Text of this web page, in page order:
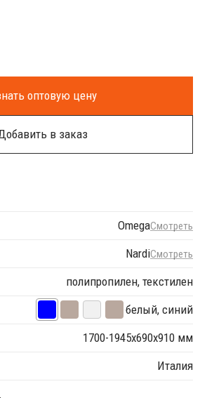
оптовую цену
в заказ
OmegaСмотреть
NardiСмотреть
полипропилен, текстилен
белый, синий
1700-1945х690х910 мм
Италия